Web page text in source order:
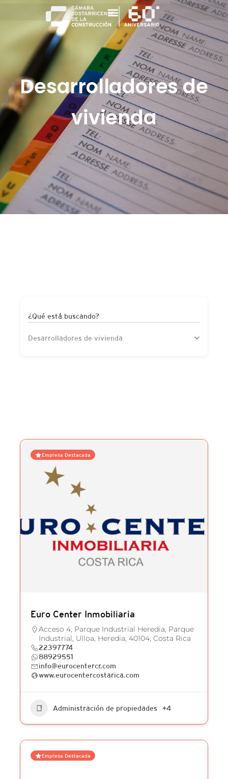
Desarrolladores de
vivienda
¿Qué está buscando?
Desarrolladores de vivienda
Empresa Destacada
Euro Center Inmobiliaria
Acceso 4, Parque Industrial Heredia, Parque
Industrial, Ulloa, Heredia, 40104, Costa Rica
22397774
88929551
info@eurocentercr.com
www.eurocentercostarica.com
Administración de propiedades +4
Empresa Destacada